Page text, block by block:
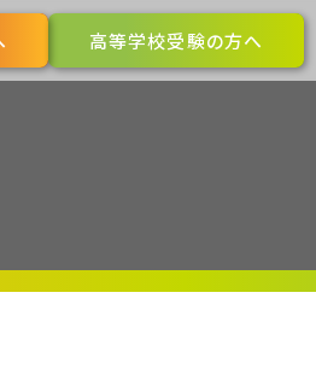
高等学校受験の方へ